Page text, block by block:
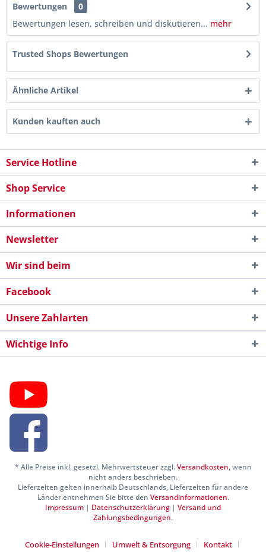
Bewertungen
0
Bewertungen lesen, schreiben und diskutieren... mehr
Trusted Shops Bewertungen
Ähnliche Artikel
Kunden kauften auch
Service Hotline
Shop Service
Informationen
Newsletter
Wir sind beim
Facebook
Unsere Zahlarten
Wichtige Info
* Alle Preise inkl. gesetzl. Mehrwertsteuer zzgl.Versandkosten, wenn
nicht anders beschrieben.
Lieferzeiten gelten innerhalb Deutschlands, Lieferzeiten für andere
Länder entnehmen Sie bitte den Versandinformationen.
Impressum | Datenschutzerklärung | Versand und
Zahlungsbedingungen.
Cookie-Einstellungen Umwelt & Entsorgung Kontakt